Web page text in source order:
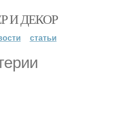
И ДЕКОР
статьи